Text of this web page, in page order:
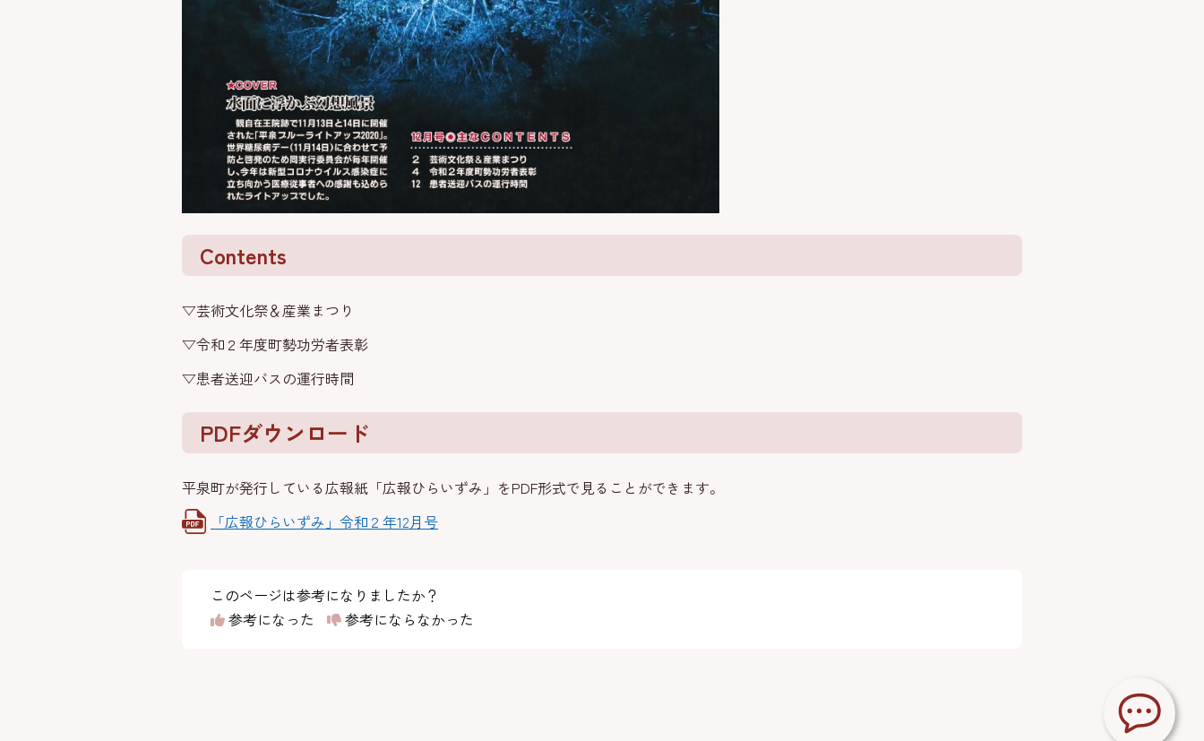
Contents
▽芸術文化祭＆産業まつり
▽令和２年度町勢功労者表彰
▽患者送迎バスの運行時間
PDFダウンロード
平泉町が発行している広報紙「広報ひらいずみ」をPDF形式で見ることができます。
「広報ひらいずみ」令和２年12月号
このページは参考になりましたか？
参考になった
参考にならなかった